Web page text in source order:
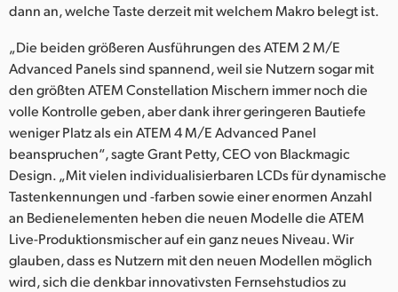
dann an, welche Taste derzeit mit welchem Makro belegt ist.
„Die beiden größeren Ausführungen des ATEM 2 M/E
Advanced Panels sind spannend, weil sie Nutzern sogar mit
den größten ATEM Constellation Mischern immer noch die
volle Kontrolle geben, aber dank ihrer geringeren Bautiefe
weniger Platz als ein ATEM 4 M/E Advanced Panel
beanspruchen“, sagte Grant Petty, CEO von Blackmagic
Design. „Mit vielen individualisierbaren LCDs für dynamische
Tastenkennungen und -farben sowie einer enormen Anzahl
an Bedienelementen heben die neuen Modelle die ATEM
Live-Produktionsmischer auf ein ganz neues Niveau. Wir
glauben, dass es Nutzern mit den neuen Modellen möglich
wird, sich die denkbar innovativsten Fernsehstudios zu